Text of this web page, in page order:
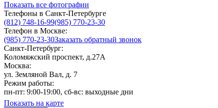
Показать все фотографии
Телефоны в Санкт-Петербурге
(812) 748-16-99(985) 770-23-30
Телефон в Москве:
(985) 770-23-30Заказать обратный звонок
Санкт-Петербург:
Коломяжский проспект, д.27А
Москва:
ул. Земляной Вал, д. 7
Режим работы:
пн-пт: 9:00-19:00, сб-вс: выходные дни
Показать на карте